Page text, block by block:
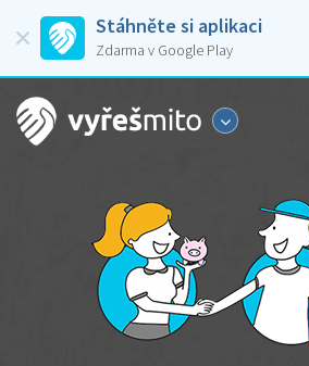
Stáhněte si aplikaci
Zdarma v Google Play